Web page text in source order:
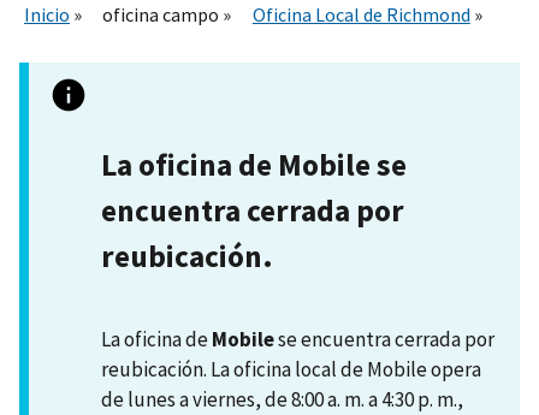
Inicio oficina campo Oficina Local de Richmond
La oficina de Mobile se
encuentra cerrada por
reubicación.
La oficina deMobilese encuentra cerrada por
reubicación. La oficina local de Mobile opera
de lunes a viernes, de 8:00 a. m. a 4:30 p. m.,